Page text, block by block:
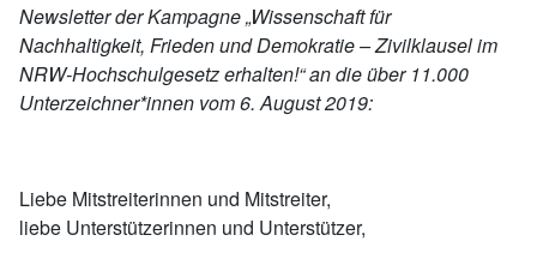
Newsletter der Kampagne „Wissenschaft für
Nachhaltigkeit, Frieden und Demokratie – Zivilklausel im
NRW-Hochschulgesetz erhalten!“ an die über 11.000
Unterzeichner*innen vom 6. August 2019:
Liebe Mitstreiterinnen und Mitstreiter,
liebe Unterstützerinnen und Unterstützer,